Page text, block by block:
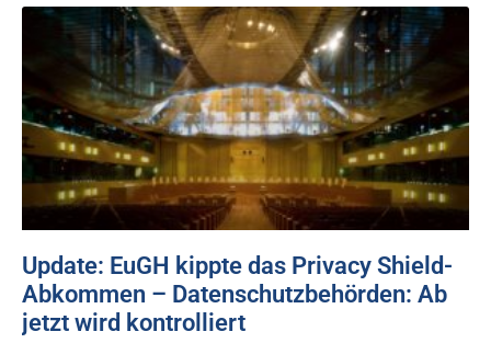
Update: EuGH kippte das Privacy Shield-
Abkommen – Datenschutzbehörden: Ab
jetzt wird kontrolliert